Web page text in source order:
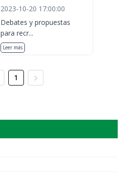
2023-10-20 17:00:00
Debates y propuestas
para recr...
Leer más
1